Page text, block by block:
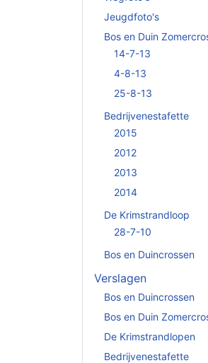
Jeugdfoto's
Bos en Duin
14-7-13
4-8-13
25-8-13
Bedrijvenestafette
2015
2012
2013
2014
De Krimstrandloop
28-7-10
Bos en Duincrossen
Verslagen
Bos en Duincrossen
Bos en Duin
De Krimstrandlopen
Bedrijvenestafette